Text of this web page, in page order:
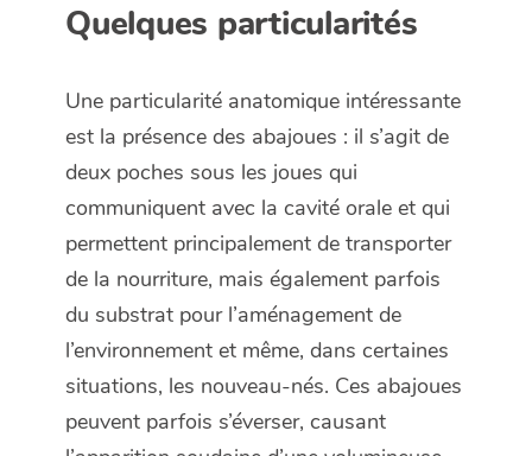
Quelques particularités
Une particularité anatomique intéressante
est la présence des abajoues : il s’agit de
deux poches sous les joues qui
communiquent avec la cavité orale et qui
permettent principalement de transporter
de la nourriture, mais également parfois
du substrat pour l’aménagement de
l’environnement et même, dans certaines
situations, les nouveau-nés. Ces abajoues
peuvent parfois s’éverser, causant